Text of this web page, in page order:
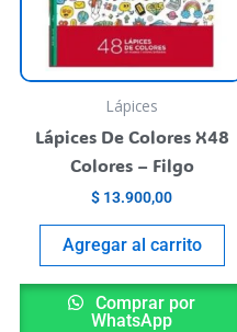
options
Lápices
Lápices De Colores X48
Colores – Filgo
$ 13.900,00
Agregar al carrito
Comprar por
WhatsApp